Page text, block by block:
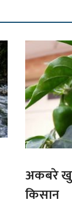
अकबरे
किसान